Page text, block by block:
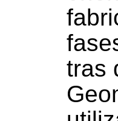
tras